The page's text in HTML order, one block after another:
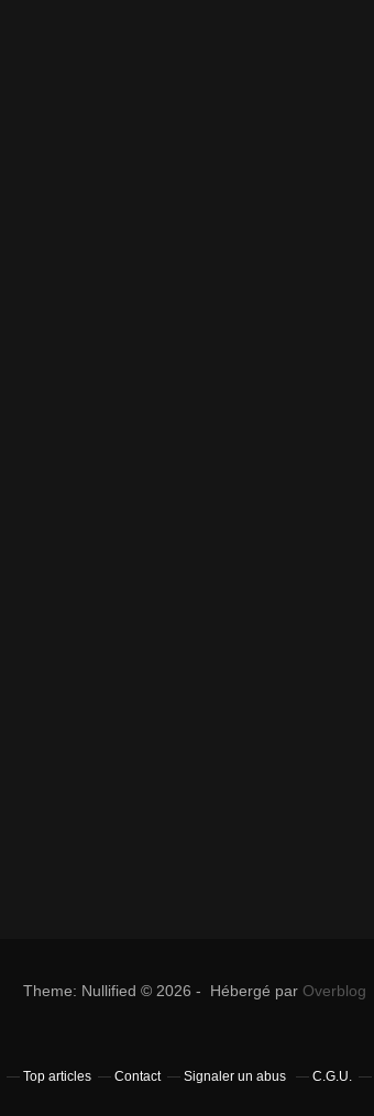
Theme: Nullified © 2026 - Hébergé par Overblog
Top articles Contact Signaler un abus C.G.U.